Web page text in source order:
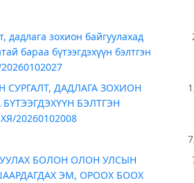
зохион байгуулахад
бараа бүтээгдэхүүн бэлтгэн
ДАДЛАГА ЗОХИОН
БЭЛТГЭН
20260102008
БОЛОН ОЛОН УЛСЫН
ЭМ, ОРООХ БООХ